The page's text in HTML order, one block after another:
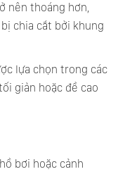
nên thoáng hơn,
chia cắt bởi khung
lựa chọn trong các
giản hoặc đề cao
bơi hoặc cảnh